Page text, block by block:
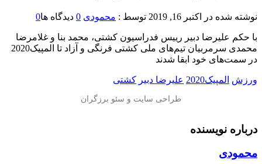
نوشته شده در اکتبر 16, 2019 توسط : محمودی 0 دیدگاه ها0
با حکم علیرضا دبیر رییس فدراسیون کشتی، محمد بنا و غلامرضا
محمدی سرمربیان تیم‌های ملی کشتی فرنگی و آزاد تا المپیک2020
در سمت‌های خود ابقا شدند
ورزش المپیک2020 علیرضا دبیر کشتی
درباره نویسنده
محمودی